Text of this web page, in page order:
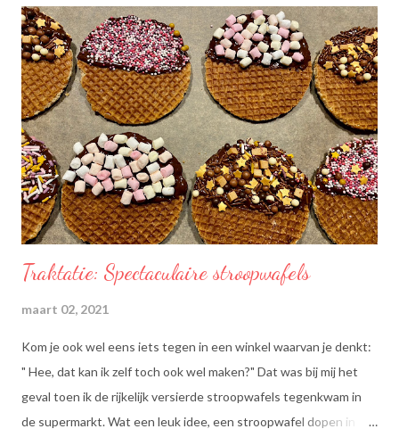
Traktatie: Spectaculaire stroopwafels
maart 02, 2021
Kom je ook wel eens iets tegen in een winkel waarvan je denkt:
" Hee, dat kan ik zelf toch ook wel maken?" Dat was bij mij het
geval toen ik de rijkelijk versierde stroopwafels tegenkwam in
de supermarkt. Wat een leuk idee, een stroopwafel dopen in